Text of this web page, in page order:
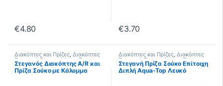
€4.80 €3.70
Διακόπτες και Πρίζες, Διακόπτες
Στεγανοί, Στεγανοί Aqua Top
Στεγανός Διακόπτης A/R και
Πρίζα Σούκο με Κάλυμμα
Διακόπτες και Πρίζες, Διακόπτες
Στεγανοί, Στεγανοί Aqua Top
Στεγανή Πρίζα Σούκο Επίτοιχη
Διπλή Aqua-Top Λευκό